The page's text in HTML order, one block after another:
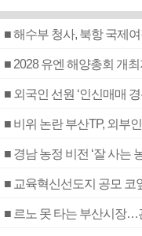
■ 해수부 청사, 북항 국제
■ 2028 유엔 해양총회 개최
■ 외국인 선원 ‘인신매매
■ 비위 논란 부산TP, 외부
■ 경남 농정 비전 ‘잘 사는
■ 교육혁신선도지 공모 코
■ 르노 못 타는 부산시장…